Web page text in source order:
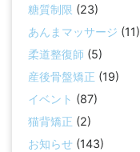
糖質制限 (23)
あんまマッサージ (11)
柔道整復師 (5)
産後骨盤矯正 (19)
イベント (87)
猫背矯正 (2)
お知らせ (143)